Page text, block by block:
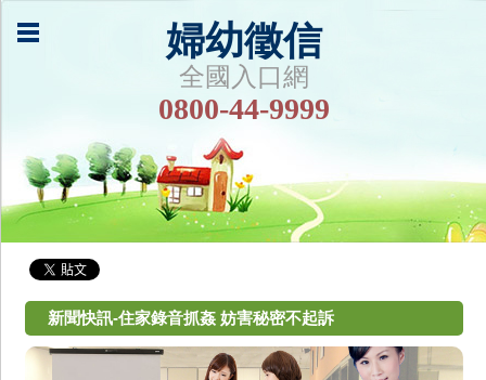
婦幼徵信
全國入口網
0800-44-9999
新聞快訊-住家錄音抓姦 妨害秘密不起訴